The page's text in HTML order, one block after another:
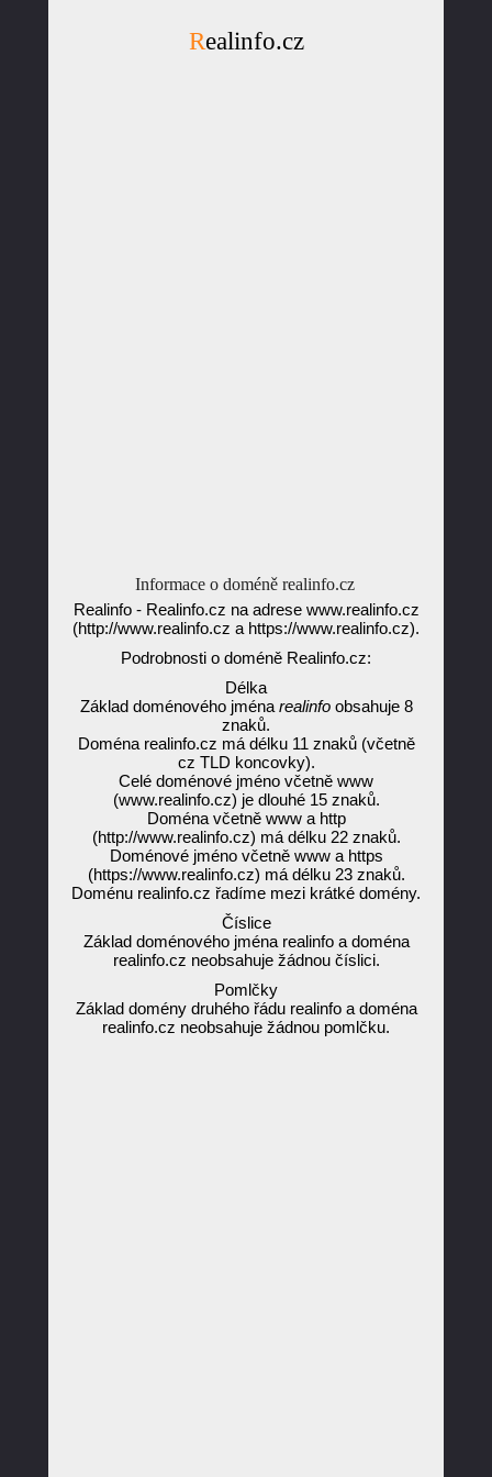
Realinfo.cz
Informace o doméně realinfo.cz
Realinfo - Realinfo.cz na adrese www.realinfo.cz
(http://www.realinfo.cz a https://www.realinfo.cz).
Podrobnosti o doméně Realinfo.cz:
Délka
Základ doménového jména realinfoobsahuje 8
znaků.
Doména realinfo.cz má délku 11 znaků (včetně
cz TLD koncovky).
Celé doménové jméno včetně www
(www.realinfo.cz) je dlouhé 15 znaků.
Doména včetně www a http
(http://www.realinfo.cz) má délku 22 znaků.
Doménové jméno včetně www a https
(https://www.realinfo.cz) má délku 23 znaků.
Doménu realinfo.cz řadíme mezi krátké domény.
Číslice
Základ doménového jména realinfo a doména
realinfo.cz neobsahuje žádnou číslici.
Pomlčky
Základ domény druhého řádu realinfo a doména
realinfo.cz neobsahuje žádnou pomlčku.